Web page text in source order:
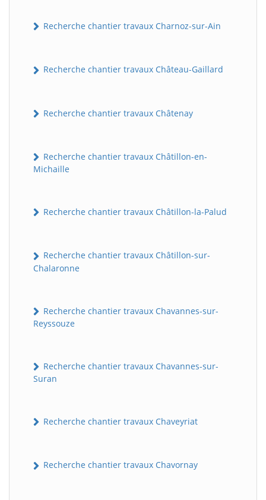
Recherche chantier travaux Charnoz-sur-Ain
Recherche chantier travaux Château-Gaillard
Recherche chantier travaux Châtenay
Recherche chantier travaux Châtillon-en-
Michaille
Recherche chantier travaux Châtillon-la-Palud
Recherche chantier travaux Châtillon-sur-
Chalaronne
Recherche chantier travaux Chavannes-sur-
Reyssouze
Recherche chantier travaux Chavannes-sur-
Suran
Recherche chantier travaux Chaveyriat
Recherche chantier travaux Chavornay